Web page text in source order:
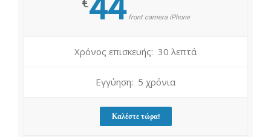
€44 front camera iPhone
Χρόνος επισκευής: 30 λεπτά
Εγγύηση: 5 χρόνια
Καλέστε τώρα!